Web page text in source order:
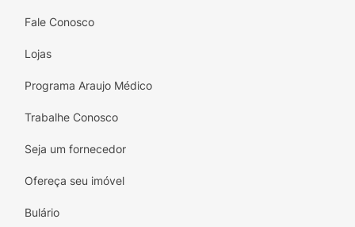
Fale Conosco
Lojas
Programa Araujo Médico
Trabalhe Conosco
Seja um fornecedor
Ofereça seu imóvel
Bulário